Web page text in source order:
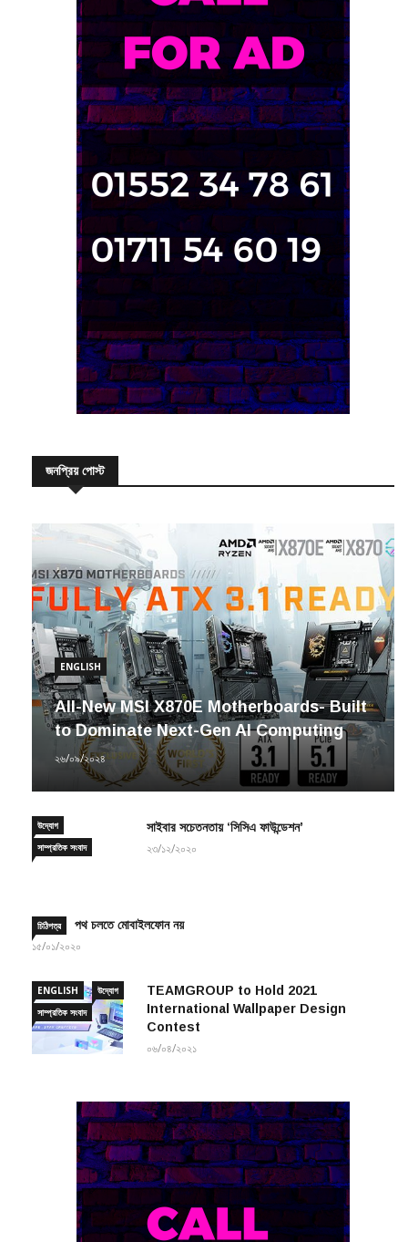
জনপ্রিয় পোস্ট
ENGLISH
All-New MSI X870E Motherboards- Built
to Dominate Next-Gen AI Computing
২৬/০৯/২০২৪
উদ্যোগ
সাইবার সচেতনতায় ‘সিসিএ ফাউন্ডেশন’
চিঠিপত্র পথ চলতে মোবাইলফোন নয়
ENGLISH
উদ্যোগ
সাম্প্রতিক সংবাদ
TEAMGROUP to Hold 2021
International Wallpaper Design
Contest